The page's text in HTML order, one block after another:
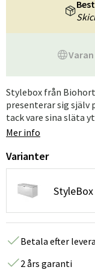
Stylebox från
presenterar sig
tack vare sina släta
Mer info
Varianter
Betala efter
2 års garanti